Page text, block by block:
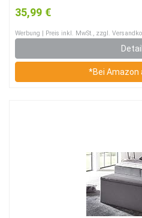
Leder, Sitzbox mit Deckel,
Aufbewahrungshocker
35,99 €
Werbung | Preis inkl. MwSt., zzgl.
*Bei Amazon